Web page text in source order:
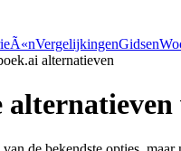
VergelijkingenGidsen
alternatieven